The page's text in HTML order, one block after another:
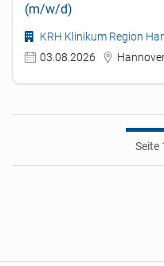
(m/w/d)
KRH Klinikum Region
03.08.2026